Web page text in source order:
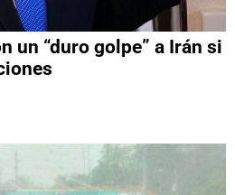
un “duro golpe” a Irán si